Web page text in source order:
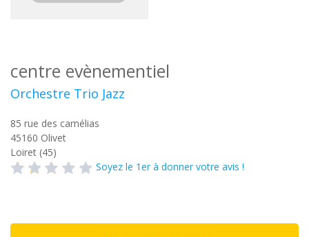
centre evènementiel
Orchestre Trio Jazz
85 rue des camélias
45160 Olivet
Loiret (45)
Soyez le 1er à donner votre avis !